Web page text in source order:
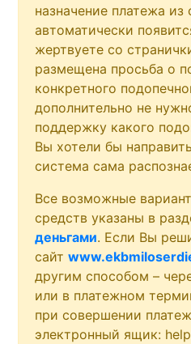
назначение платежа из
автоматически
жертвуете со
размещена просьба о
конкретного
дополнительно не
поддержку какого
Вы хотели бы
система сама
Все возможные
средств указаны в
деньгами. Если Вы
сайт
другим способом –
или в платежном
при совершении
электронный ящик: